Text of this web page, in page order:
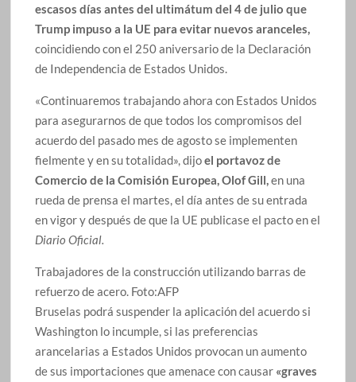
escasos días antes del ultimátum del 4 de julio que
Trump impuso a la UE para evitar nuevos aranceles,
coincidiendo con el 250 aniversario de la Declaración
de Independencia de Estados Unidos.
«Continuaremos trabajando ahora con Estados Unidos
para asegurarnos de que todos los compromisos del
acuerdo del pasado mes de agosto se implementen
fielmente y en su totalidad», dijoel portavoz de
Comercio de la Comisión Europea, Olof Gill,en una
rueda de prensa el martes, el día antes de su entrada
en vigor y después de que la UE publicase el pacto en el
Diario Oficial.
Trabajadores de la construcción utilizando barras de
refuerzo de acero. Foto:AFP
Bruselas podrá suspender la aplicación del acuerdo si
Washington lo incumple, si las preferencias
arancelarias a Estados Unidos provocan un aumento
de sus importaciones que amenace con causar «graves